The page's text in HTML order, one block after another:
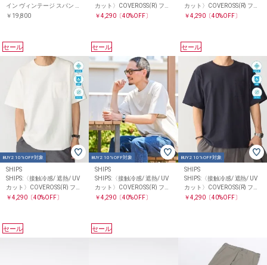
イン ヴィンテージ スパン ブ
ラウス
￥19,800
カット〉COVEROSS(R) フリ
ーザー Tシャツ
￥4,290 〔40%OFF〕
カット〉COVEROSS(R) フリ
ーザー Tシャツ
￥4,290〔40%OFF〕
セール
BUY2 10%OFF対象
SHIPS
SHIPS:〈接触冷感/ 遮熱/ UV
カット〉COVEROSS(R) フリ
ーザー Tシャツ
￥4,290〔40%OFF〕
セール
BUY2 10%OFF対象
SHIPS
SHIPS:〈接触冷感/ 遮熱/ UV
カット〉COVEROSS(R) フリ
ーザー Tシャツ
￥4,290 〔40%OFF〕
セール
BUY2 10%OFF対象
SHIPS
SHIPS:〈接触冷感/ 遮熱/ UV
カット〉COVEROSS(R) フリ
ーザー Tシャツ
￥4,290〔40%OFF〕
セール セール